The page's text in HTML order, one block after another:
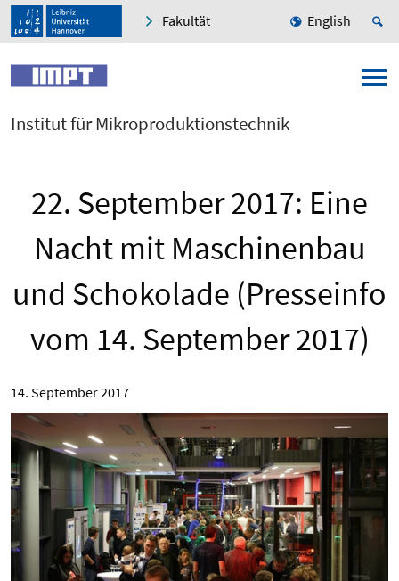
Fakultät English
Institut für Mikroproduktionstechnik
22. September 2017: Eine
Nacht mit Maschinenbau
und Schokolade (Presseinfo
vom 14. September 2017)
14. September 2017